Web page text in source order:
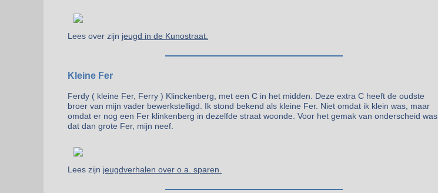
Lees over zijn jeugd in de Kunostraat.
Kleine Fer
Ferdy ( kleine Fer, Ferry ) Klinckenberg, met een C in het midden. Deze extra C heeft de oudste
broer van mijn vader bewerkstelligd. Ik stond bekend als kleine Fer. Niet omdat ik klein was, maar
omdat er nog een Fer klinkenberg in dezelfde straat woonde. Voor het gemak van onderscheid was
dat dan grote Fer, mijn neef.
Lees zijn jeugdverhalen over o.a. sparen.